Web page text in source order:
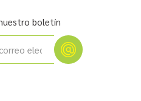
boletín